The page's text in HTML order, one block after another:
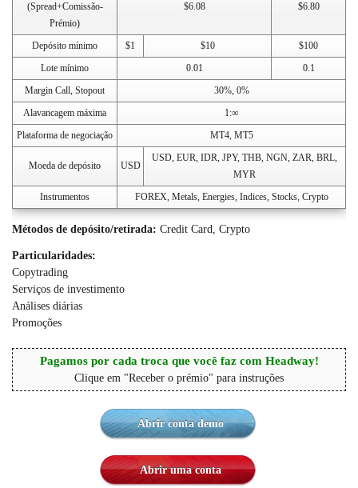
(Spread+Comissão-
Prémio)
$6.08 $6.80
Depósito mínimo $1 $10
$100
Lote mínimo
0.01
0.1
Margin Call, Stopout
30%, 0%
Alavancagem máxima
1:∞
Plataforma de negociação
MT4, MT5
Moeda de depósito USD
USD, EUR, IDR, JPY, THB, NGN, ZAR, BRL,
MYR
Instrumentos
FOREX, Metals, Energies, Indices, Stocks, Crypto
Métodos de depósito/retirada: Credit Card, Crypto
Particularidades:
Copytrading
Serviços de investimento
Análises diárias
Promoções
Pagamos por cada troca que você faz com Headway!
Clique em "Receber o prémio" para instruções
Abrir conta demo
Abrir uma conta